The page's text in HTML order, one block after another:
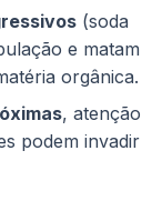
(soda
e matam
orgânica.
, atenção
podem invadir